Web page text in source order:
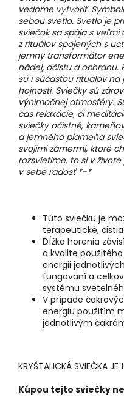
vedome vytvoriť.
sebou svetlo. Svetlo je
sviečok sa spája s
z rituálov spojených s
jemný transformátor
nádej, očistu a ochranu.
sú i súčasťou rituálov na
hojnosti. Sviečky sú
výnimočnej atmosféry.
čas relaxácie, či
sviečky očistné,
a jemného plameňa
svojimi zámermi, ktoré
rozsvietime, to si v
v sebe radosť *-*
Túto sviečku je
terapeutické,
Dĺžka horenia
a kvalite
energii
fungovaní a
systému
V prípade
energiu použitím
jednotlivým
KRYŠTALICKÁ SVIEČKA JE
Kúpou tejto sviečky